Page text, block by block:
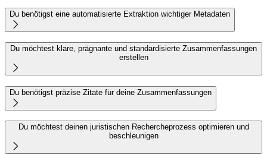
Du benötigst eine automatisierte Extraktion wichtiger Metadaten

Du möchtest klare, prägnante und standardisierte Zusammenfassungen
erstellen

Du benötigst präzise Zitate für deine Zusammenfassungen

Du möchtest deinen juristischen Rechercheprozess optimieren und
beschleunigen
